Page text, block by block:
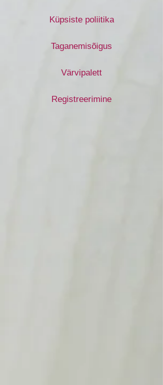
Küpsiste poliitika
Taganemisõigus
Värvipalett
Registreerimine